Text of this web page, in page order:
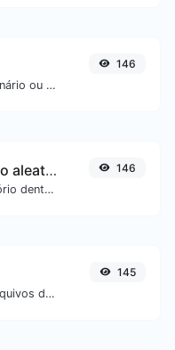
Converta texto para binário ou vice-versa para qualquer entrada de texto.
146
Gerador de número aleatório
Gere um número aleatório dentro de um intervalo especificado.
146
Converta facilmente arquivos de imagem WEBP para PNG.
145